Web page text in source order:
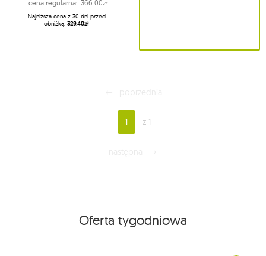
cena regularna: 366.00zł
Najniższa cena z 30 dni przed
obniżką: 329.40zł
1 z 1
Oferta tygodniowa